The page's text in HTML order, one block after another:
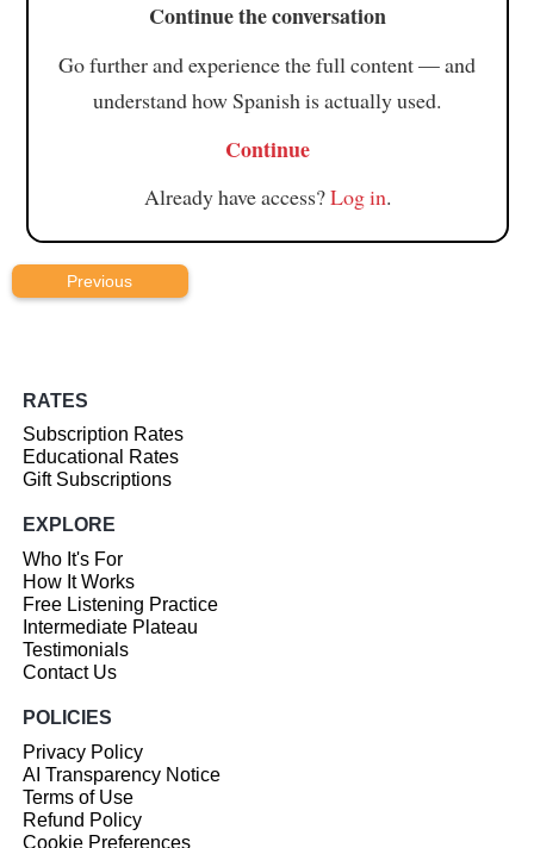
Continue the conversation
Go further and experience the full content — and
understand how Spanish is actually used.
Continue
Already have access?Log in.
Previous
RATES
Subscription Rates
Educational Rates
Gift Subscriptions
EXPLORE
Who It's For
How It Works
Free Listening Practice
Intermediate Plateau
Testimonials
Contact Us
POLICIES
Privacy Policy
AI Transparency Notice
Terms of Use
Refund Policy
Cookie Preferences